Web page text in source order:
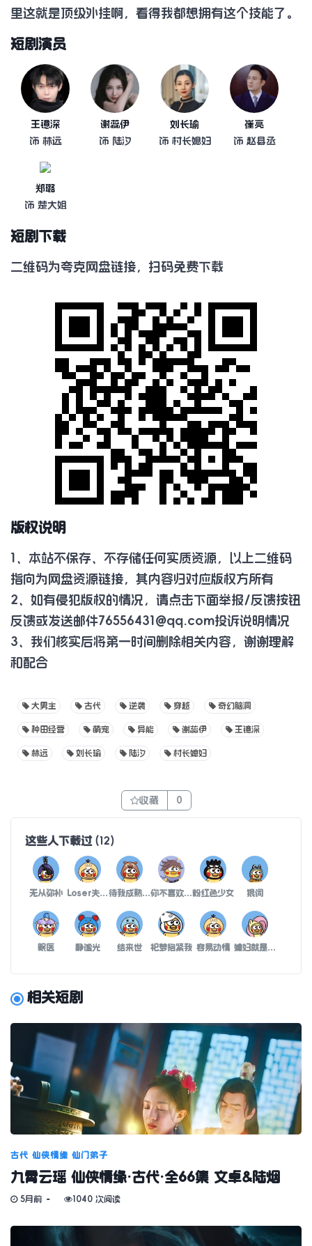
里这就是顶级外挂啊，看得我都想拥有这个技能了。
短剧演员
王镱深
饰 林远
谢蕊伊
饰 陆汐
刘长瑜
饰 村长媳妇
崔亮
饰 赵县丞
郑璐
饰 楚大姐
短剧下载
二维码为夸克网盘链接，扫码免费下载
版权说明
1、本站不保存、不存储任何实质资源，以上二维码
指向为网盘资源链接，其内容归对应版权方所有
2、如有侵犯版权的情况，请点击下面举报/反馈按钮
反馈或发送邮件76556431@qq.com投诉说明情况
3、我们核实后将第一时间删除相关内容，谢谢理解
和配合
大男主 古代 逆袭 穿越 奇幻脑洞
种田经营 萌宠 异能 谢蕊伊 王镱深
林远 刘长瑜 陆汐 村长媳妇
收藏 0
这些人下载过(12)
无从弥补 Loser失败者 待我成熟时把你操翻 你不喜欢我就离开啊粉红色少女 狠词
眠医 静谧光 结来世 祀梦抱紧我 容易动情 媳妇就是我的命
相关短剧
古代 仙侠情缘 仙门弟子
九霄云瑶 仙侠情缘·古代·全66集 文卓&陆烟
5月前 1040 次阅读